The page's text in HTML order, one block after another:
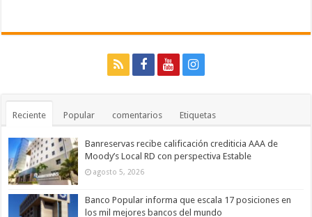
Reciente Popular comentarios Etiquetas
Banreservas recibe calificación crediticia AAA de
Moody’s Local RD con perspectiva Estable
agosto 5, 2026
Banco Popular informa que escala 17 posiciones en
los mil mejores bancos del mundo